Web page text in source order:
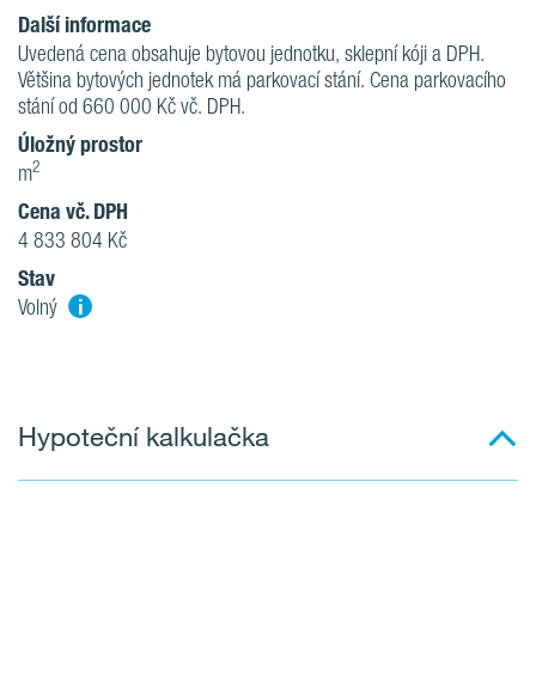
Další informace
Uvedená cena obsahuje bytovou jednotku, sklepní kóji a DPH.
Většina bytových jednotek má parkovací stání. Cena parkovacího
stání od 660 000 Kč vč. DPH.
Úložný prostor
m2
Cena vč. DPH
4 833 804 Kč
Stav
Volný i
Hypoteční kalkulačka